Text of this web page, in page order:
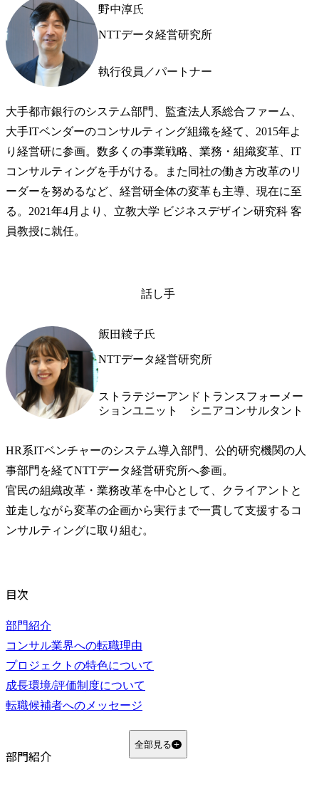
野中淳氏
NTTデータ経営研究所
執行役員／パートナー
大手都市銀行のシステム部門、監査法人系総合ファーム、
大手ITベンダーのコンサルティング組織を経て、2015年よ
り経営研に参画。数多くの事業戦略、業務・組織変革、IT
コンサルティングを手がける。また同社の働き方改革のリ
ーダーを努めるなど、経営研全体の変革も主導、現在に至
る。2021年4月より、立教大学 ビジネスデザイン研究科 客
員教授に就任。
話し手
飯田綾子氏
NTTデータ経営研究所
ストラテジーアンドトランスフォーメー
ションユニット　シニアコンサルタント
HR系ITベンチャーのシステム導入部門、公的研究機関の人
事部門を経てNTTデータ経営研究所へ参画。
官民の組織改革・業務改革を中心として、クライアントと
並走しながら変革の企画から実行まで一貫して支援するコ
ンサルティングに取り組む。
目次
部門紹介
コンサル業界への転職理由
プロジェクトの特色について
成長環境/評価制度について
転職候補者へのメッセージ
全部見る
部門紹介